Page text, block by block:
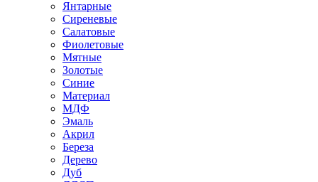
Янтарные
Сиреневые
Салатовые
Фиолетовые
Мятные
Золотые
Синие
Материал
МДФ
Эмаль
Акрил
Береза
Дерево
Дуб